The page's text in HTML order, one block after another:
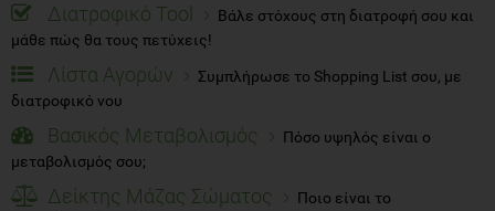
Διατροφικό Tool
Βάλε στόχους στη διατροφή σου και
μάθε πώς θα τους πετύχεις!
Λίστα Αγορών
Συμπλήρωσε το Shopping List σου, με
διατροφικό νου
Βασικός Μεταβολισμός
Πόσο υψηλός είναι ο
μεταβολισμός σου;
Δείκτης Μάζας Σώματος
Ποιο είναι το